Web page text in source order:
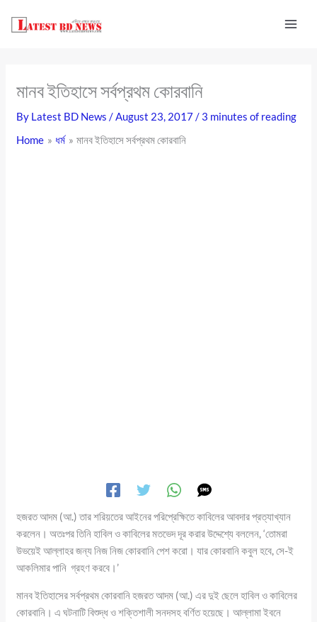
মানব ইতিহাসে সর্বপ্রথম কোরবানি
By Latest BD News/August 23, 2017/ 3 minutes of reading
Home
ধর্ম মানব ইতিহাসে সর্বপ্রথম কোরবানি
হজরত আদম (আ.) তার শরিয়তের আইনের পরিপ্রেক্ষিতে কাবিলের আবদার প্রত্যাখ্যান
করলেন। অতঃপর তিনি হাবিল ও কাবিলের মতভেদ দূর করার উদ্দেশ্যে বললেন, ‘তোমরা
উভয়েই আল্লাহর জন্য নিজ নিজ কোরবানি পেশ করো। যার কোরবানি কবুল হবে, সে-ই
আকলিমার পানি গ্রহণ করবে।’
মানব ইতিহাসের সর্বপ্রথম কোরবানি হজরত আদম (আ.) এর দুই ছেলে হাবিল ও কাবিলের
কোরবানি। এ ঘটনাটি বিশুদ্ধ ও শক্তিশালী সনদসহ বর্ণিত হয়েছে। আল্লামা ইবনে